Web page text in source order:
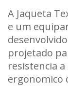
A Jaqueta
e um
projetado
resistencia
ergonomico